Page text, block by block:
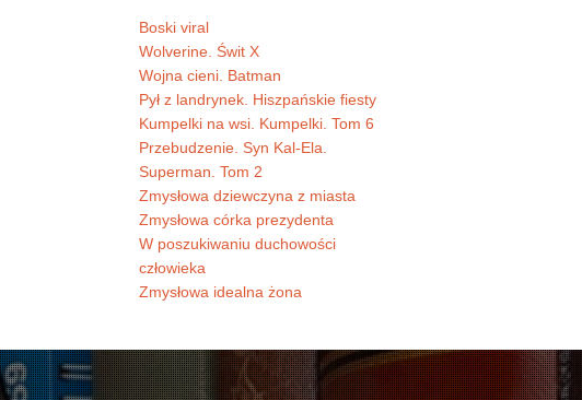
Boski viral
Wolverine. Świt X
Wojna cieni. Batman
Pył z landrynek. Hiszpańskie fiesty
Kumpelki na wsi. Kumpelki. Tom 6
Przebudzenie. Syn Kal-Ela.
Superman. Tom 2
Zmysłowa dziewczyna z miasta
Zmysłowa córka prezydenta
W poszukiwaniu duchowości
człowieka
Zmysłowa idealna żona